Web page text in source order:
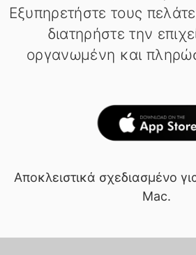
Εξυπηρετήστε τους
διατηρήστε την
οργανωμένη και
Αποκλειστικά σχεδιασμένο
Mac.